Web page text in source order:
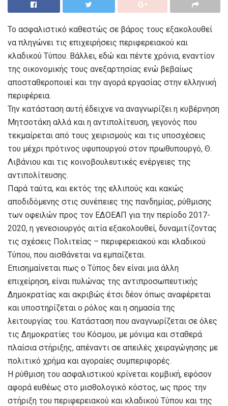
Το ασφαλιστικό καθεστώς σε βάρος τους εξακολουθεί
να πληγώνει τις επιχειρήσεις περιφερειακού και
κλαδικού Τύπου. Βάλλει, εδώ και πέντε χρόνια, εναντίον
της οικονομικής τους ανεξαρτησίας ενώ βεβαίως
αποσταθεροποιεί και την αγορά εργασίας στην ελληνική
περιφέρεια.
Την κατάσταση αυτή έδειχνε να αναγνωρίζει η κυβέρνηση
Μητσοτάκη αλλά και η αντιπολίτευση, γεγονός που
τεκμαίρεται από τους χειρισμούς και τις υποσχέσεις
του μέχρι πρότινος υφυπουργού στον πρωθυπουργό, Θ.
Λιβάνιου και τις κοινοβουλευτικές ενέργειες της
αντιπολίτευσης.
Παρά ταύτα, και εκτός της ελλιπούς και κακώς
αποδιδόμενης στις συνέπειες της πανδημίας, ρύθμισης
των οφειλών προς τον ΕΔΟΕΑΠ για την περίοδο 2017-
2020, η γενεσιουργός αιτία εξακολουθεί, δυναμιτίζοντας
τις σχέσεις Πολιτείας – περιφερειακού και κλαδικού
Τύπου, που αισθάνεται να εμπαίζεται.
Επισημαίνεται πως ο Τύπος δεν είναι μια άλλη
επιχείρηση, είναι πυλώνας της αντιπροσωπευτικής
Δημοκρατίας και ακριβώς έτσι δέον όπως αναφέρεται
και υποστηρίζεται ο ρόλος και η σημασία της
λειτουργίας του. Κατάσταση που αναγνωρίζεται σε όλες
τις Δημοκρατίες του Κόσμου, με μόνιμα και σταθερά
πλαίσια στήριξης, απέναντι σε απειλές χειραγώγησης με
πολιτικό χρήμα και αγοραίες συμπεριφορές.
Η ρύθμιση του ασφαλιστικού κρίνεται κομβική, εφόσον
αφορά ευθέως στο μισθολογικό κόστος, ως προς την
στήριξη του περιφερειακού και κλαδικού Τύπου και της